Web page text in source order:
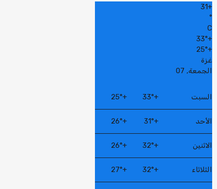
+
31
°
C
+
33°
+
25°
غزة
الجمعة, 07
السبت +
33°
+
25°
الأحد +
31°
+
26°
الاثنين +
32°
+
26°
الثلاثاء +
32°
+
27°